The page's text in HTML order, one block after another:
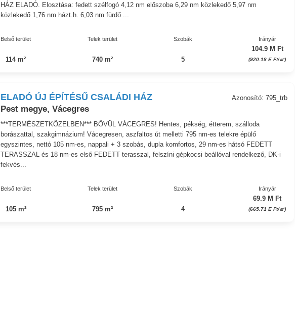
HÁZ ELADÓ. Elosztása: fedett szélfogó 4,12 nm előszoba 6,29 nm közlekedő 5,97 nm
közlekedő 1,76 nm házt.h. 6,03 nm fürdő ...
Belső terület
114 m²
Telek terület
740 m²
Szobák
5
Irányár
104.9 M Ft
(920.18 E Ft/㎡)
ELADÓ ÚJ ÉPÍTÉSŰ CSALÁDI HÁZ
Pest megye, Vácegres
Azonosító: 795_trb
***TERMÉSZETKÖZELBEN*** BŐVÜL VÁCEGRES! Hentes, pékség, étterem, szálloda
borászattal, szakgimnázium! Vácegresen, aszfaltos út melletti 795 nm-es telekre épülő
egyszintes, nettó 105 nm-es, nappali + 3 szobás, dupla komfortos, 29 nm-es hátsó FEDETT
TERASSZAL és 18 nm-es első FEDETT terasszal, felszíni gépkocsi beállóval rendelkező, DK-i
fekvés...
Belső terület
105 m²
Telek terület
795 m²
Szobák
4
Irányár
69.9 M Ft
(665.71 E Ft/㎡)